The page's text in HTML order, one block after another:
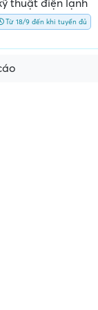
thuật điện lạnh
Từ 18/9 đến khi tuyển đủ